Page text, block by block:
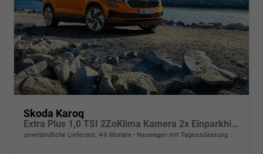
Skoda Karoq
Extra Plus 1,0 TSI 2ZoKlima Kamera 2x Einparkhilfe Alu Felgen 5J Garantie Sitzheizung Matrix el Heckklappe ACC
unverbindliche Lieferzeit: 4-6 Monate Neuwagen mit Tageszulassung